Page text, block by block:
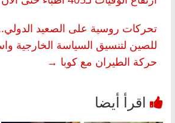
تحركات روسية على الصعيد الدولي..
للصين لتنسيق السياسة الخارجية
حركة الطيران مع كوبا →